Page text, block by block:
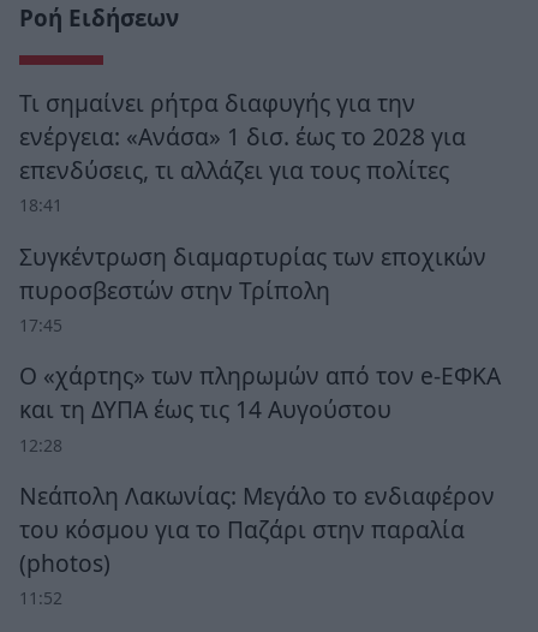
Ροή Ειδήσεων
Τι σημαίνει ρήτρα διαφυγής για την
ενέργεια: «Ανάσα» 1 δισ. έως το 2028 για
επενδύσεις, τι αλλάζει για τους πολίτες
18:41
Συγκέντρωση διαμαρτυρίας των εποχικών
πυροσβεστών στην Τρίπολη
17:45
Ο «χάρτης» των πληρωμών από τον e-ΕΦΚΑ
και τη ΔΥΠΑ έως τις 14 Αυγούστου
12:28
Νεάπολη Λακωνίας: Μεγάλο το ενδιαφέρον
του κόσμου για το Παζάρι στην παραλία
(photos)
11:52